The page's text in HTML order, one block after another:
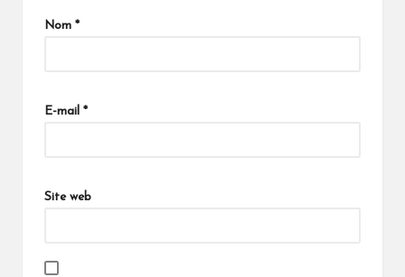
Nom *
E-mail *
Site web